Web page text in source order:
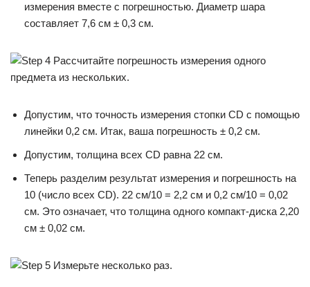
измерения вместе с погрешностью. Диаметр шара
составляет 7,6 см ± 0,3 см.
Допустим, что точность измерения стопки CD с помощью
линейки 0,2 см. Итак, ваша погрешность ± 0,2 см.
Допустим, толщина всех CD равна 22 см.
Теперь разделим результат измерения и погрешность на
10 (число всех CD). 22 см/10 = 2,2 см и 0,2 см/10 = 0,02
см. Это означает, что толщина одного компакт-диска 2,20
см ± 0,02 см.